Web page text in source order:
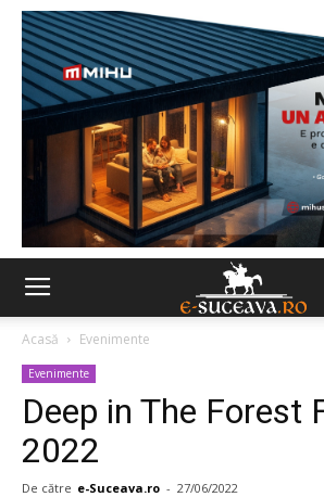
Acasă Evenimente
Evenimente
Deep in The Forest
2022
De către e-Suceava.ro - 27/06/2022